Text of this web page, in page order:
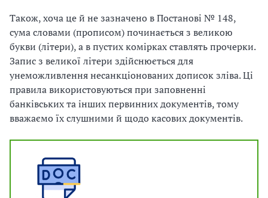
Також, хоча це й не зазначено в Постанові № 148,
сума словами (прописом) починається з великою
букви (літери), а в пустих комірках ставлять прочерки.
Запис з великої літери здійснюється для
унеможливлення несанкціонованих дописок зліва. Ці
правила використовуються при заповненні
банківських та інших первинних документів, тому
вважаємо їх слушними й щодо касових документів.